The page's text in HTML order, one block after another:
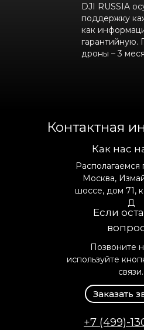
DJI RUSSIA
поддержку
как
гарантийную.
дроны – 3
Как нас
Если
Располагаемся
Москва,
шоссе, дом 71,
Д
Позвоните
используйте
связи.
+7 (499)-
Заказать
Контактная